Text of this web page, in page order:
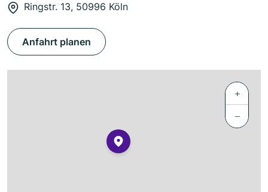
Ringstr. 13, 50996 Köln
Anfahrt planen
+
−